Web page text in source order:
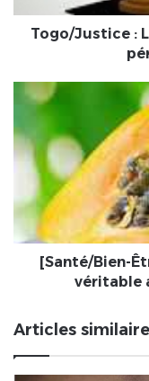
en
gestation
Togo/Justice :
[Santé/Bien-
Les
graines
un
véritable
alicament
[Santé/Bien-
véritable
Articles